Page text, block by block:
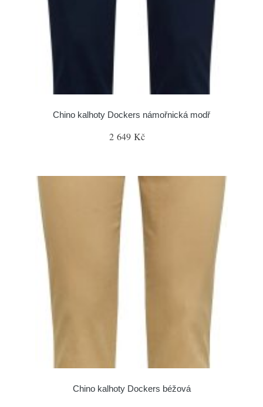
Chino kalhoty Dockers námořnická modř
2 649 Kč
Chino kalhoty Dockers béžová